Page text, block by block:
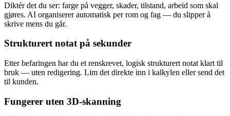
Diktér det du ser: farge på vegger, skader, tilstand, arbeid som skal
gjøres. AI organiserer automatisk per rom og fag — du slipper å
skrive mens du går.
Strukturert notat på sekunder
Etter befaringen har du et renskrevet, logisk strukturert notat klart til
bruk — uten redigering. Lim det direkte inn i kalkylen eller send det
til kunden.
Fungerer uten 3D-skanning